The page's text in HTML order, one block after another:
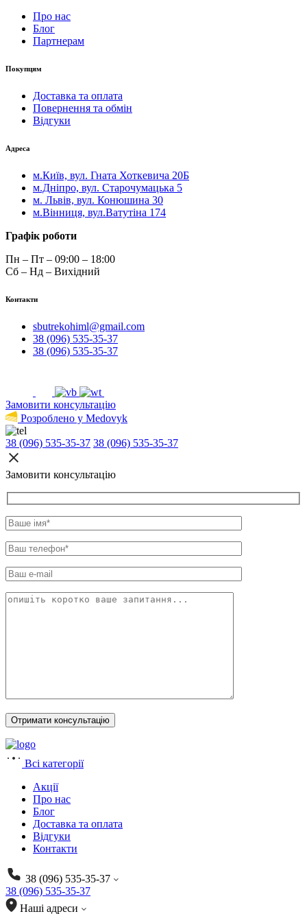
Про нас
Блог
Партнерам
Покупцям
Доставка та оплата
Повернення та обмін
Відгуки
Адреса
м.Київ, вул. Гната Хоткевича 20Б
м.Дніпро, вул. Старочумацька 5
м. Львів, вул. Конюшина 30
м.Вінниця, вул.Ватутіна 174
Графік роботи
Пн – Пт – 09:00 – 18:00
Сб – Нд – Вихідний
Контакти
sbutrekohiml@gmail.com
38 (096) 535-35-37
38 (096) 535-35-37
Замовити консультацію
Розроблено у Medovyk
38 (096) 535-35-37 38 (096) 535-35-37
Замовити консультацію
Всі категорії
Акції
Про нас
Блог
Доставка та оплата
Відгуки
Контакти
38 (096) 535-35-37
38 (096) 535-35-37
Наші адреси